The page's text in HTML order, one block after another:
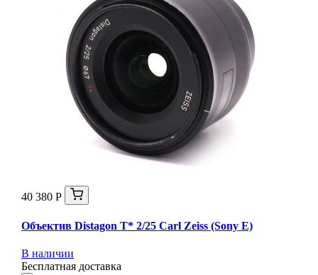
40 380 Р
Объектив Distagon T* 2/25 Carl Zeiss (Sony E)
В наличии
Бесплатная доставка